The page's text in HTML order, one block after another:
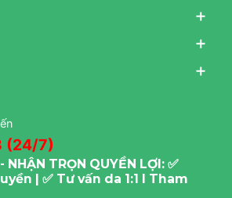
(24/7)
NHẬN TRỌN QUYỀN LỢI: ✅
| ✅ Tư vấn da 1:1 I Tham